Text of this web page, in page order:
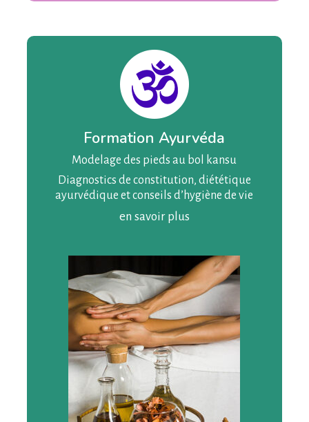
Formation Ayurvéda
Modelage des pieds au bol kansu
Diagnostics de constitution, diététique
ayurvédique et conseils d’hygiène de vie
en savoir plus